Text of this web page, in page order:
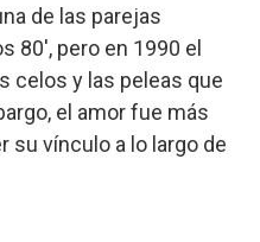
de las parejas
80′, pero en 1990 el
celos y las peleas que
el amor fue más
su vínculo a lo largo de